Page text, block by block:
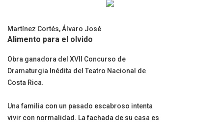
Martínez Cortés, Álvaro José
Alimento para el olvido
Obra ganadora del XVII Concurso de
Dramaturgia Inédita del Teatro Nacional de
Costa Rica.
Una familia con un pasado escabroso intenta
vivir con normalidad. La fachada de su casa es